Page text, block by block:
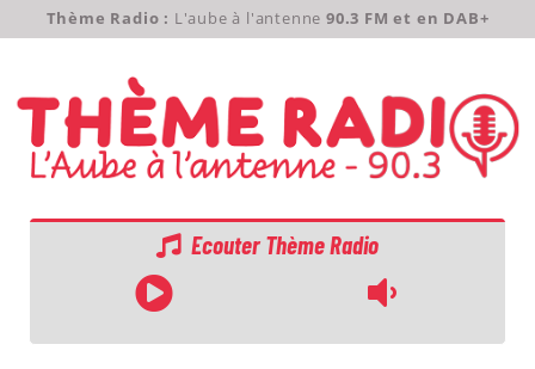
Thème Radio : L'aube à l'antenne 90.3 FM et en DAB+
Ecouter Thème Radio